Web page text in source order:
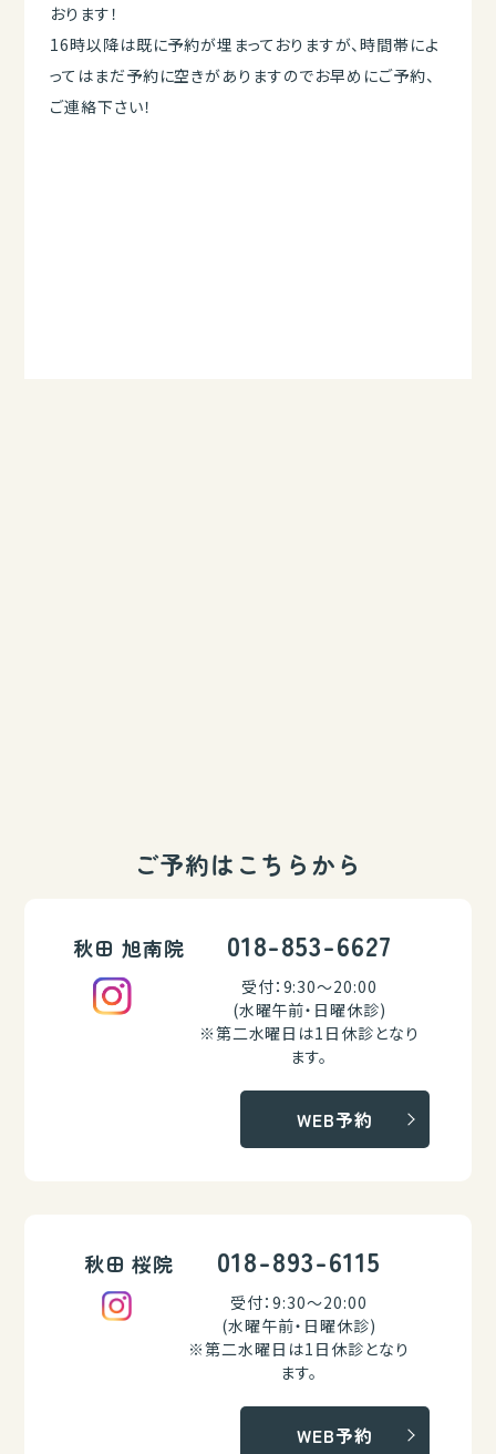
おります！
16時以降は既に予約が埋まっておりますが、時間帯によ
ってはまだ予約に空きがありますのでお早めにご予約、
ご連絡下さい！
ご予約はこちらから
秋田 旭南院 018-853-6627
受付：9:30～20:00
(水曜午前・日曜休診)
※第二水曜日は1日休診となり
ます。
WEB予約
秋田 桜院 018-893-6115
受付：9:30～20:00
(水曜午前・日曜休診)
※第二水曜日は1日休診となり
ます。
WEB予約